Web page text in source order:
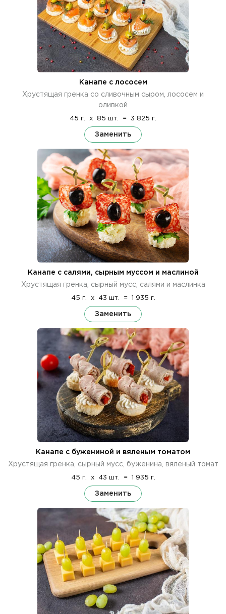
Канапе с лососем
Хрустящая гренка со сливочным сыром, лососем и
оливкой
45 г. x 85 шт. = 3 825 г.
Заменить
Канапе с салями, сырным муссом и маслиной
Хрустящая гренка, сырный мусс, салями и маслинка
45 г. x 43 шт. = 1 935 г.
Заменить
Канапе с бужениной и вяленым томатом
Хрустящая гренка, сырный мусс, буженина, вяленый томат
45 г. x 43 шт. = 1 935 г.
Заменить